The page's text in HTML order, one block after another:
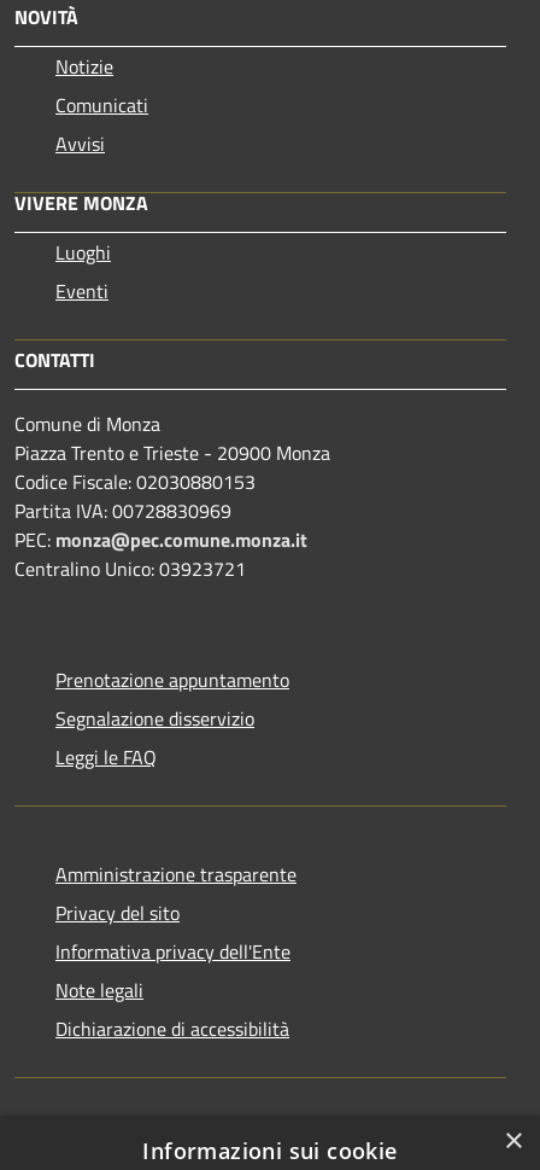
NOVITÀ
Notizie
Comunicati
Avvisi
VIVERE MONZA
Luoghi
Eventi
CONTATTI
Comune di Monza
Piazza Trento e Trieste - 20900 Monza
Codice Fiscale: 02030880153
Partita IVA: 00728830969
PEC: monza@pec.comune.monza.it
Centralino Unico: 03923721
Prenotazione appuntamento
Segnalazione disservizio
Leggi le FAQ
Amministrazione trasparente
Privacy del sito
Informativa privacy dell'Ente
Note legali
Dichiarazione di accessibilità
Newsletter ×
Informazioni sui cookie